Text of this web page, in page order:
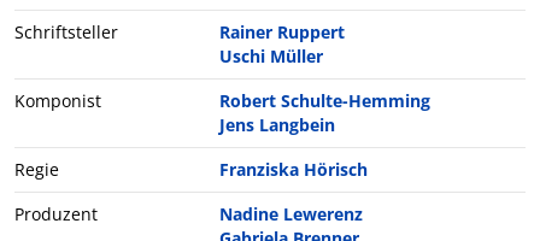
Schriftsteller
Rainer Ruppert
Uschi Müller
Komponist
Robert Schulte-Hemming
Jens Langbein
Regie
Franziska Hörisch
Produzent
Nadine Lewerenz